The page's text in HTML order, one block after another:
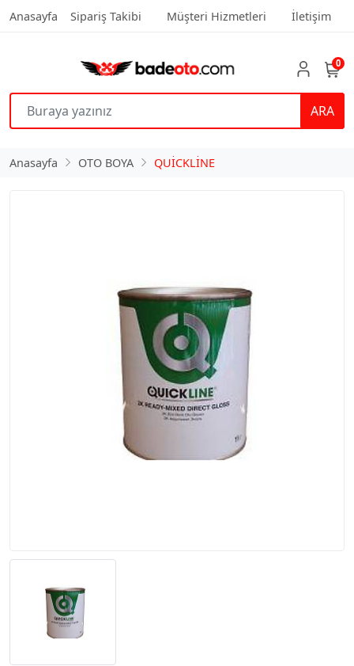
Anasayfa Sipariş Takibi Müşteri Hizmetleri İletişim
ARA
0
Anasayfa OTO BOYA QUİCKLİNE